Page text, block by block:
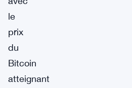
le
prix
du
Bitcoin
atteignant